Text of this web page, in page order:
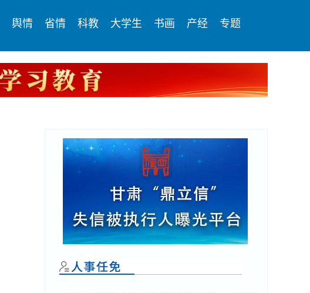
舆情 省情 科教 大学生 书画 产经 专题